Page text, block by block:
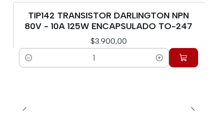
TIP142 TRANSISTOR DARLINGTON NPN
80V - 10A 125W ENCAPSULADO TO-247
$3.900,00
Cantidad